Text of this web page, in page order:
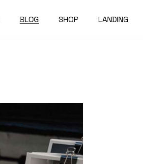
BLOG
Post Types
SHOP LANDING